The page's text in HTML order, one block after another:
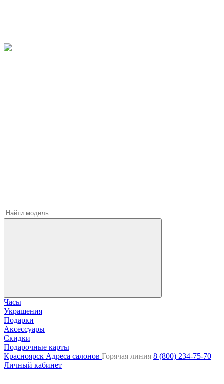
Часы
Украшения
Подарки
Аксессуары
Скидки
Подарочные карты
Красноярск Адреса салонов Горячая линия 8 (800) 234-75-70
Личный кабинет